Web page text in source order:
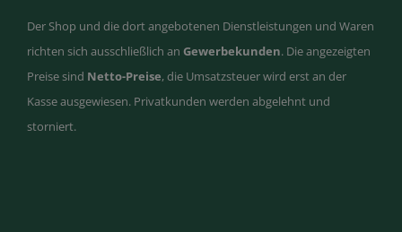
Der Shop und die dort angebotenen Dienstleistungen und Waren
richten sich ausschließlich an Gewerbekunden. Die angezeigten
Preise sind Netto-Preise, die Umsatzsteuer wird erst an der
Kasse ausgewiesen. Privatkunden werden abgelehnt und
storniert.